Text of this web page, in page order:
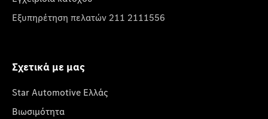
Εξυπηρέτηση πελατών 211 2111556
Σχετικά με μας
Star Automotive Ελλάς
Βιωσιμότητα